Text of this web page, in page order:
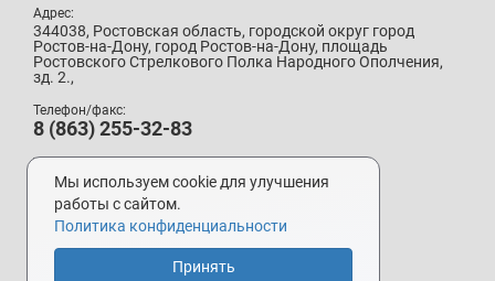
Адрес:
344038, Ростовская область, городской округ город
Ростов-на-Дону, город Ростов-на-Дону, площадь
Ростовского Стрелкового Полка Народного Ополчения,
зд. 2.,
Телефон/факс:
8 (863) 255-32-83
Телефон приемной комиссии:
8 (800) 707-19-29
8 (863) 272-64-88
Мы используем cookie для улучшения
работы с сайтом.
Политика конфиденциальности
Принять